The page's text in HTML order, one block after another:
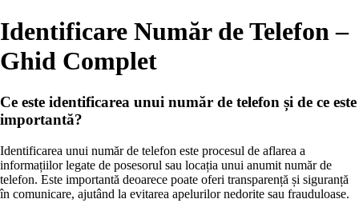
Identificare Număr de Telefon –
Ghid Complet
Ce este identificarea unui număr de telefon și de ce este
importantă?
Identificarea unui număr de telefon este procesul de aflarea a
informațiilor legate de posesorul sau locația unui anumit număr de
telefon. Este importantă deoarece poate oferi transparență și siguranță
în comunicare, ajutând la evitarea apelurilor nedorite sau frauduloase.